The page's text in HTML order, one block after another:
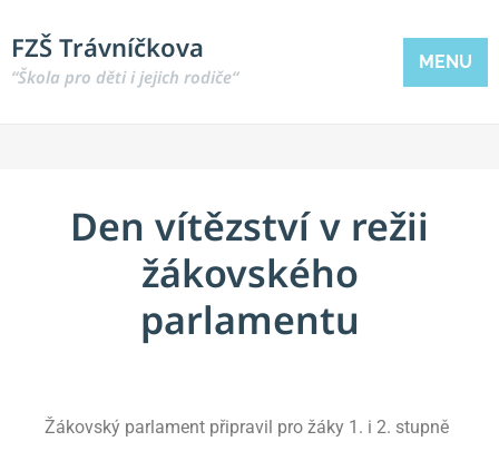
FZŠ Trávníčkova
“Škola pro děti i jejich rodiče“
MENU
Den vítězství v režii
žákovského
parlamentu
Žákovský parlament připravil pro žáky 1. i 2. stupně